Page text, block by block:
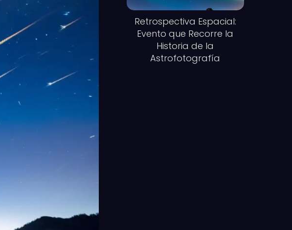
Retrospectiva Espacial:
Evento que Recorre la
Historia de la
Astrofotografía